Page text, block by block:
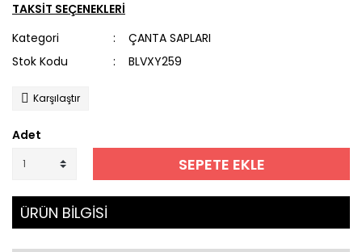
TAKSİT SEÇENEKLERİ
Kategori
ÇANTA SAPLARI
Stok Kodu
BLVXY259
Karşılaştır
Adet
SEPETE EKLE
ÜRÜN BİLGİSİ